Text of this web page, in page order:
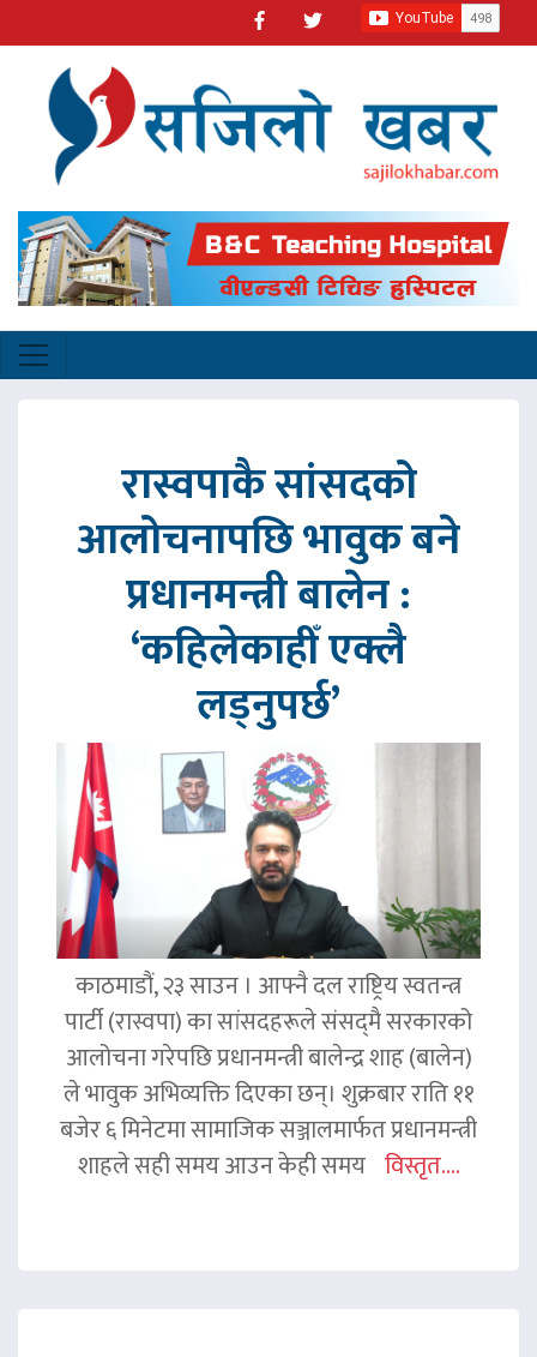
रास्वपाकै सांसदको
आलोचनापछि भावुक बने
प्रधानमन्त्री बालेन :
‘कहिलेकाहीँ एक्लै
लड्नुपर्छ’
काठमाडौं, २३ साउन । आफ्नै दल राष्ट्रिय स्वतन्त्र
पार्टी (रास्वपा) का सांसदहरूले संसद्‌मै सरकारको
आलोचना गरेपछि प्रधानमन्त्री बालेन्द्र शाह (बालेन)
ले भावुक अभिव्यक्ति दिएका छन्। शुक्रबार राति ११
बजेर ६ मिनेटमा सामाजिक सञ्जालमार्फत प्रधानमन्त्री
शाहले सही समय आउन केही समय विस्तृत....